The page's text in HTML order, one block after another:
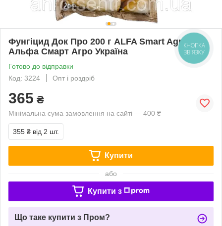
Фунгіцид Док Про 200 г ALFA Smart Agro
Альфа Смарт Агро Україна
Готово до відправки
Код: 3224
Опт і роздріб
365 ₴
Мінімальна сума замовлення на сайті — 400 ₴
355 ₴ від 2 шт.
Купити
або
Купити з
Що таке купити з Пром?
КНОПКА
ЗВ'ЯЗКУ